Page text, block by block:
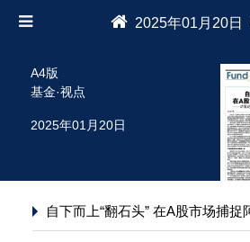
2025年01月20日
A4版
基金·视点
2025年01月20日
自下而上“翻石头” 在A股市场捕捉